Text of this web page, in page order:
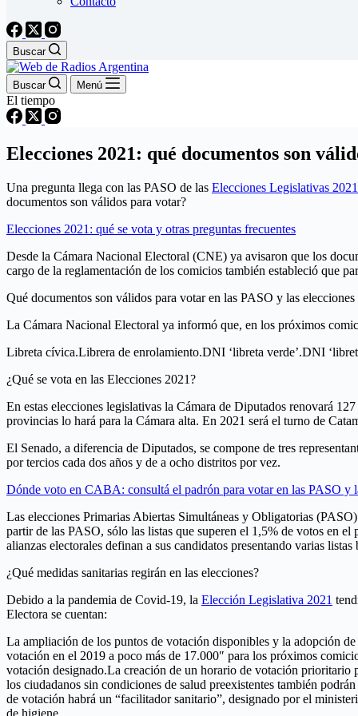
Buscar
Buscar Menú
El tiempo
Elecciones 2021: qué documentos son
Una pregunta llega con las PASO de las Elecciones Legislativas 2021
documentos son válidos para votar?
Elecciones 2021: qué se vota y otras preguntas frecuentes
Desde la Cámara Nacional Electoral (CNE) ya avisaron que los
cargo de la reglamentación de los comicios también estableció que
Qué documentos son válidos para votar en las PASO y las
La Cámara Nacional Electoral ya informó que, en los próximos
Libreta cívica.Librera de enrolamiento.DNI ‘libreta verde’.DNI
¿Qué se vota en las Elecciones 2021?
En estas elecciones legislativas la Cámara de Diputados renovará
provincias lo hará para la Cámara alta. En 2021 será el turno de
El Senado, a diferencia de Diputados, se compone de tres
por tercios cada dos años y de a ocho distritos por vez.
Dónde voto en CABA: consultá el padrón para votar en las PASO y
Las elecciones Primarias Abiertas Simultáneas y Obligatorias
partir de las PASO, sólo las listas que superen el 1,5% de votos en
alianzas electorales definan a sus candidatos presentando varias
¿Qué medidas sanitarias regirán en las elecciones?
Debido a la pandemia de Covid-19, la Elección Legislativa 2021
Electora se cuentan:
La ampliación de los puntos de votación disponibles y la adopción
votación en el 2019 a poco más de 17.000″ para los próximos
votación designado.La creación de un horario de votación prioritario
los ciudadanos sin condiciones de salud preexistentes también
de votación habrá un “facilitador sanitario”, designado por el
de higiene.